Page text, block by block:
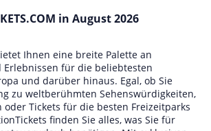
in August 2026
Ihnen eine breite Palette an
für die beliebtesten
und darüber hinaus. Egal, ob Sie
zu weltberühmten Sehenswürdigkeiten,
oder Tickets für die besten Freizeitparks
finden Sie alles, was Sie für